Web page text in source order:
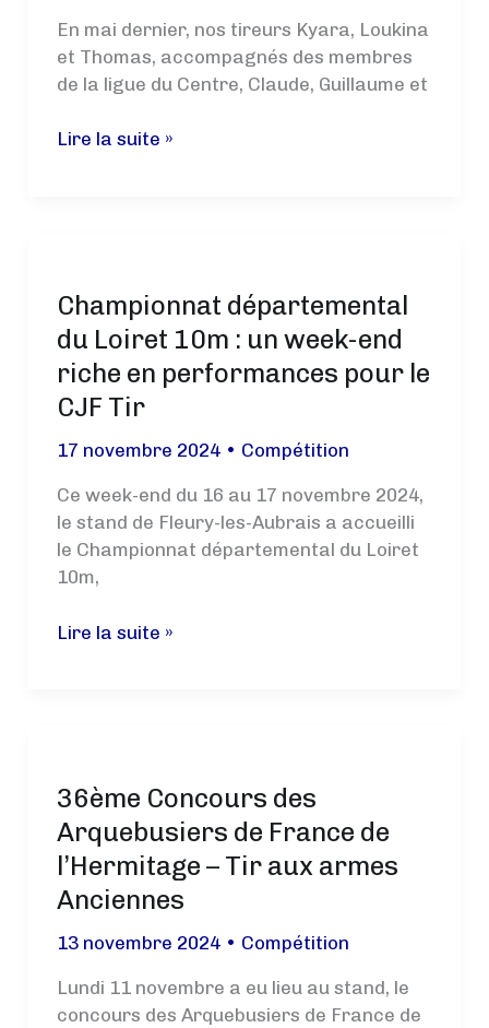
En mai dernier, nos tireurs Kyara, Loukina
et Thomas, accompagnés des membres
de la ligue du Centre, Claude, Guillaume et
Émission
CJF
Lire la suite »
Championnat départemental
du Loiret 10m : un week-end
riche en performances pour le
CJF Tir
17 novembre 2024 • Compétition
Ce week-end du 16 au 17 novembre 2024,
le stand de Fleury-les-Aubrais a accueilli
le Championnat départemental du Loiret
10m,
Championnat
un
week-
riche
en
performances
le
CJF
Lire la suite »
36ème Concours des
Arquebusiers de France de
l’Hermitage – Tir aux armes
Anciennes
13 novembre 2024 • Compétition
Lundi 11 novembre a eu lieu au stand, le
concours des Arquebusiers de France de